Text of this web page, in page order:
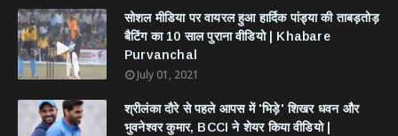
सोशल मीडिया पर वायरल हुआ हार्दिक पांड्या की ताबड़तोड़
बैटिंग का 10 साल पुराना वीडियो | Khabare
Purvanchal
July 01, 2021
श्रीलंका दौरे से पहले आपस में 'भिड़े' शिखर धवन और
भुवनेश्वर कुमार, BCCI ने शेयर किया वीडियो |